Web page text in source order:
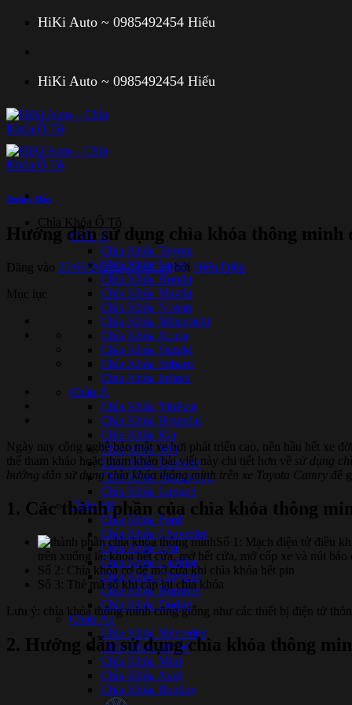
HiKi Auto ~ 0985492454 Hiếu
HiKi Auto ~ 0985492454 Hiếu
Chìa Khóa Ô Tô
Châu Á
Chìa Khóa Toyota
Chìa Khóa Lexus
Chìa Khóa Honda
Chìa Khóa Mazda
Chìa Khóa Nissan
Chìa Khóa Mitsubishi
Chìa Khóa Acura
Chìa Khóa Suzuki
Chìa Khóa Subaru
Chìa Khóa Infiniti
Châu Á
Chìa Khóa VinFast
Chìa Khóa Hyundai
Chìa Khóa Kia
Chìa Khóa MG
Chìa Khóa Deawoo
Chìa Khóa Ssangyong
Chìa Khóa Luxgen
Châu Mỹ
Chìa Khóa Ford
Chìa Khóa Chevrolet
Chìa Khóa GM
Chìa Khóa Cadillac
Chìa Khóa Chrysler
Chìa Khóa Hummer
Chìa Khóa Dodge
Châu Âu
Chìa Khóa Mercedes
Chìa Khóa BMW
Chìa Khóa Mini
Chìa Khóa Audi
Chìa Khóa Bentley
Hướng Dẫn
Hướng dẫn sử dụng chìa khóa thông minh
Đăng vào 20/06/202124/06/2021 bởi Hiếu Diệp
Mục lục
Ngày nay công nghê bảo mật xe hơi phát triển cao, nên hầu hết xe
thể tham khảo hoặc tham khảo bài viết này chi tiết hơn về sử dụng
hướng dẫn sử dụng chìa khóa thông minh trên xe Toyota Camry để
1. Các thành phần của chìa khóa thông
Số 1: Mạch điện tử điều
trên xuống là: khóa hết cửa, mở hết cửa, mở cốp xe và nút báo
Số 2: Chìa khóa cơ để mở cửa khi chìa khóa hết pin
Số 3: Thẻ mã số khi cấp lại chìa khóa
Lưu ý: chìa khóa thông minh cũng giống như các thiết bị điện tử
2. Hướng dẫn sử dụng chìa khóa thông